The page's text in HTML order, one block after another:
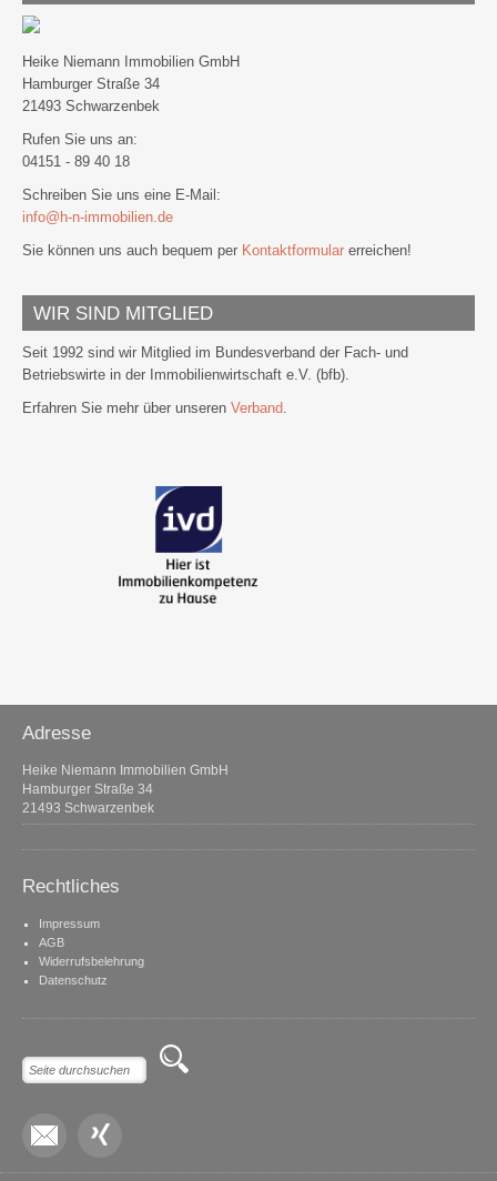
Heike Niemann Immobilien GmbH
Hamburger Straße 34
21493 Schwarzenbek
Rufen Sie uns an:
04151 - 89 40 18
Schreiben Sie uns eine E-Mail:
info@h-n-immobilien.de
Sie können uns auch bequem per Kontaktformular erreichen!
WIR SIND MITGLIED
Seit 1992 sind wir Mitglied im Bundesverband der Fach- und
Betriebswirte in der Immobilienwirtschaft e.V. (bfb).
Erfahren Sie mehr über unseren Verband.
Adresse
Heike Niemann Immobilien GmbH
Hamburger Straße 34
21493 Schwarzenbek
Rechtliches
Impressum
AGB
Widerrufsbelehrung
Datenschutz